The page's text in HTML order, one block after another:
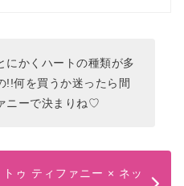
にかくハートの種類が多
!!何を買うか迷ったら間
ニーで決まりね♡
ゥ ティファニー × ネッ